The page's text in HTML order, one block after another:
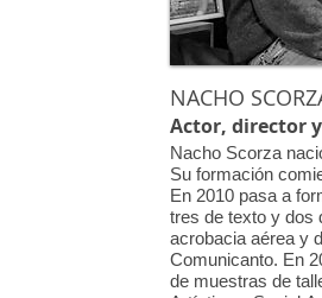
NACHO
Actor, director
Nacho Scorza
Su formación
En 2010 pasa a
tres de texto y dos
acrobacia aérea y
Comunicanto. En
de muestras de